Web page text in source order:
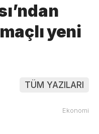
yeni
TÜM YAZILARI
Ekonomi